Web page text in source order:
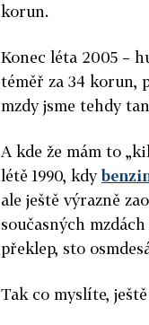
korun.
Konec léta 2005 –
téměř za 34 korun,
mzdy jsme tehdy
A kde že mám to
létě 1990, kdy
ale ještě výrazně
současných
překlep, sto
Tak co myslíte,